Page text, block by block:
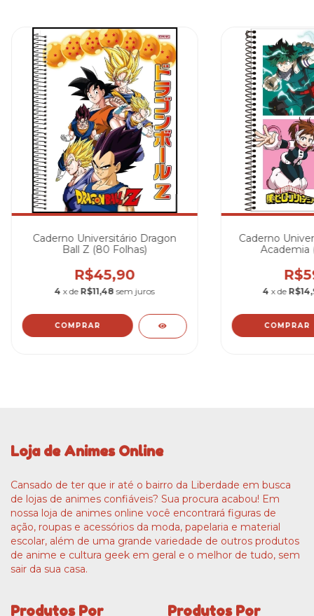
Caderno Universitário Dragon
Ball Z (80 Folhas)
R$45,90
4 x de R$11,48 sem juros
COMPRAR
Caderno
Academia
4 x de
COMPRAR
Loja de Animes Online
Cansado de ter que ir até o bairro da Liberdade em busca
de lojas de animes confiáveis? Sua procura acabou! Em
nossa loja de animes online você encontrará figuras de
ação, roupas e acessórios da moda, papelaria e material
escolar, além de uma grande variedade de outros produtos
de anime e cultura geek em geral e o melhor de tudo, sem
sair da sua casa.
Produtos Por Produtos Por